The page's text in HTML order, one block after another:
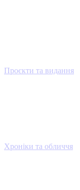
Проєкти та видання
Хроніки та обличчя